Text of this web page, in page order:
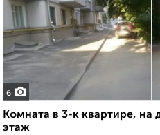
6
Комната в 3-к квартире, на
этаж